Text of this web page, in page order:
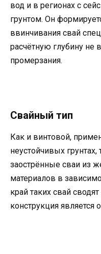
вод и в регионах с
грунтом. Он
ввинчивания свай
расчётную глубину
промерзания.
Свайный тип
Как и винтовой,
неустойчивых
заострённые сваи из
материалов в
край таких свай
конструкция является